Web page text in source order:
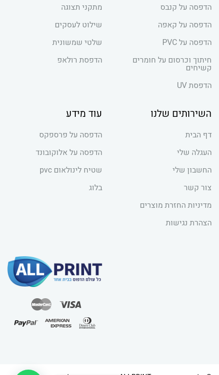
הדפסה על קנבס
הדפסה על קאפה
הדפסה על PVC
חיתוך וכרסום על חומרים
קשיחים
הדפסת UV
מתקני תצוגה
שילוט לעסקים
שלטי שמשונית
הדפסת רולאפ
השירותים שלנו
דף הבית
העגלה שלי
החשבון שלי
צור קשר
מדיניות החזרת מוצרים
הצהרת נגישות
עוד מידע
הדפסה על פרספקס
הדפסה על אלוקובונד
שטיח לינולאום pvc
בלוג